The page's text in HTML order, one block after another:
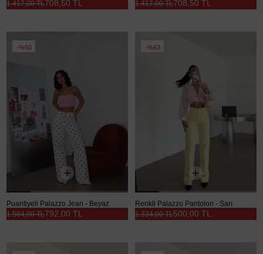
708,50 TL
1.417,00 TL 708,50 TL
1.417,00 TL
%50
Puantiyeli Palazzo Jean - Beyaz
792,00 TL
1.584,00 TL
%63
Renkli Palazzo Pantolon - Sarı
500,00 TL
1.334,00 TL